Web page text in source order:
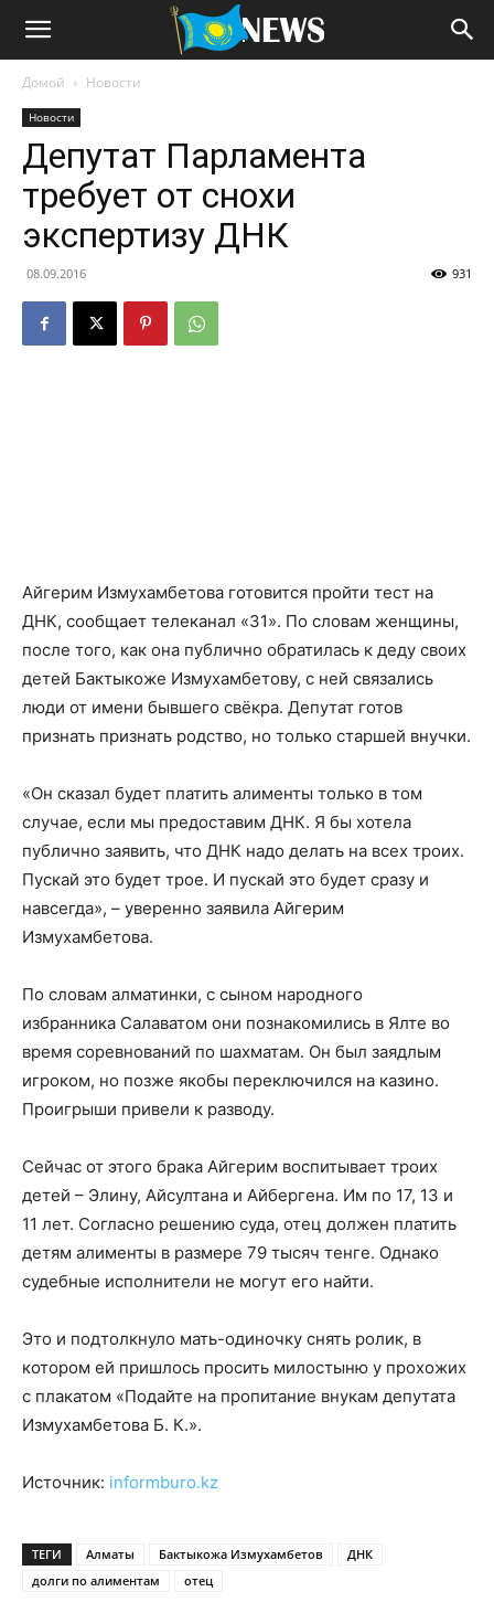
Домой Новости
Новости
Депутат Парламента
требует от снохи
экспертизу ДНК
08.09.2016 931
Айгерим Измухамбетова готовится пройти тест на
ДНК, сообщает телеканал «31». По словам женщины,
после того, как она публично обратилась к деду своих
детей Бактыкоже Измухамбетову, с ней связались
люди от имени бывшего свёкра. Депутат готов
признать признать родство, но только старшей внучки.
«Он сказал будет платить алименты только в том
случае, если мы предоставим ДНК. Я бы хотела
публично заявить, что ДНК надо делать на всех троих.
Пускай это будет трое. И пускай это будет сразу и
навсегда», – уверенно заявила Айгерим
Измухамбетова.
По словам алматинки, с сыном народного
избранника Салаватом они познакомились в Ялте во
время соревнований по шахматам. Он был заядлым
игроком, но позже якобы переключился на казино.
Проигрыши привели к разводу.
Сейчас от этого брака Айгерим воспитывает троих
детей – Элину, Айсултана и Айбергена. Им по 17, 13 и
11 лет. Согласно решению суда, отец должен платить
детям алименты в размере 79 тысяч тенге. Однако
судебные исполнители не могут его найти.
Это и подтолкнуло мать-одиночку снять ролик, в
котором ей пришлось просить милостыню у прохожих
с плакатом «Подайте на пропитание внукам депутата
Измухамбетова Б. К.».
Источник: informburo.kz
ТЕГИ Алматы Бактыкожа Измухамбетов
ДНК
долги по алиментам
отец